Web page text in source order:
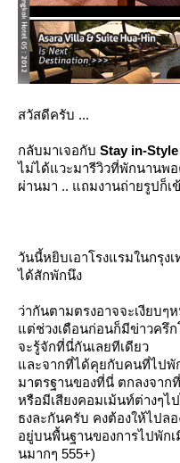
สวัสดีครับ ...
กลับมาเจอกับ Stay in-Style
ไม่ได้แวะมารีวิวที่พักนานพอ
ผ่านมา .. แถมงานถ่ายรูปก็เ
วันนี้หยิบเอาโรงแรมในกรุง
ได้สักพักนึง
ว่ากันตามตรงอาจจะเงียบๆ
ต่ช่วงเดือนก่อนก็มีข่าวครึก
จะรู้จักที่นี่กันเลยทีเดียว
ละจากที่ได้คุยกับคนที่ไปพั
มาตรฐานของที่นี่ ตกลงจาก
หรือมีเสียงคอมเม้นท์ต่างๆ
ธงละกันครับ คงต้องให้ไปล
อยู่บนพื้นฐานของการไปพัก
นมากๆ 555+)